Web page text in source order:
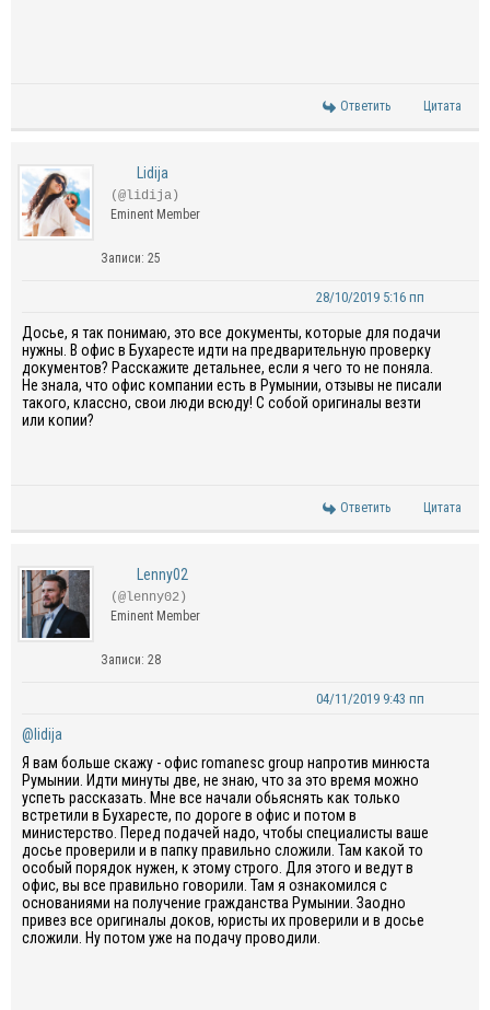
Ответить Цитата
Lidija
(@lidija)
Eminent Member
Записи: 25
28/10/2019 5:16 пп
Досье, я так понимаю, это все документы, которые для подачи
нужны. В офис в Бухаресте идти на предварительную проверку
документов? Расскажите детальнее, если я чего то не поняла.
Не знала, что офис компании есть в Румынии, отзывы не писали
такого, классно, свои люди всюду! С собой оригиналы везти
или копии?
Ответить Цитата
Lenny02
(@lenny02)
Eminent Member
Записи: 28
04/11/2019 9:43 пп
@lidija
Я вам больше скажу - офис romanesc group напротив минюста
Румынии. Идти минуты две, не знаю, что за это время можно
успеть рассказать. Мне все начали обьяснять как только
встретили в Бухаресте, по дороге в офис и потом в
министерство. Перед подачей надо, чтобы специалисты ваше
досье проверили и в папку правильно сложили. Там какой то
особый порядок нужен, к этому строго. Для этого и ведут в
офис, вы все правильно говорили. Там я ознакомился с
основаниями на получение гражданства Румынии. Заодно
привез все оригиналы доков, юристы их проверили и в досье
сложили. Ну потом уже на подачу проводили.